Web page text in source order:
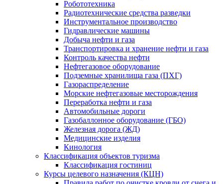
Робототехника
Радиотехнические средства разведки
Инструментальное производство
Гидравлические машины
Добыча нефти и газа
Транспортировка и хранение нефти и газа
Контроль качества нефти
Нефтегазовое оборудование
Подземные хранилища газа (ПХГ)
Газораспределение
Морские нефтегазовые месторождения
Переработка нефти и газа
Автомобильные дороги
Газобаллонное оборудование (ГБО)
Железная дорога (ЖД)
Медицинские изделия
Кинология
Классификация объектов туризма
Классификация гостиниц
Курсы целевого назначения (КЦН)